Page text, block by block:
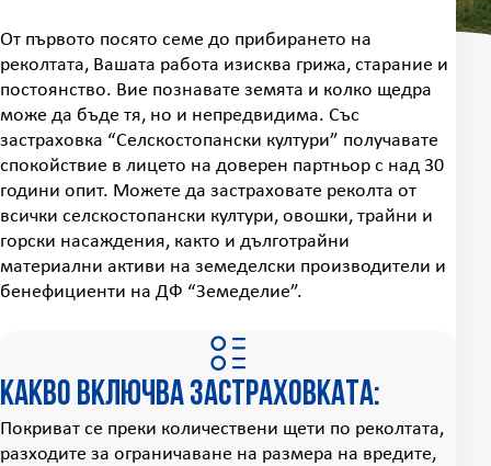
От първото посято семе до прибирането на
реколтата, Вашата работа изисква грижа, старание и
постоянство. Вие познавате земята и колко щедра
може да бъде тя, но и непредвидима. Със
застраховка “Селскостопански култури” получавате
спокойствие в лицето на доверен партньор с над 30
години опит. Можете да застраховате реколта от
всички селскостопански култури, овошки, трайни и
горски насаждения, както и дълготрайни
материални активи на земеделски производители и
бенефициенти на ДФ “Земеделие”.
Какво включва застраховката:
Покриват се преки количествени щети по реколтата,
разходите за ограничаване на размера на вредите,